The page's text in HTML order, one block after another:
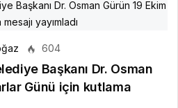
604
Başkanı Dr. Osman
Günü için kutlama